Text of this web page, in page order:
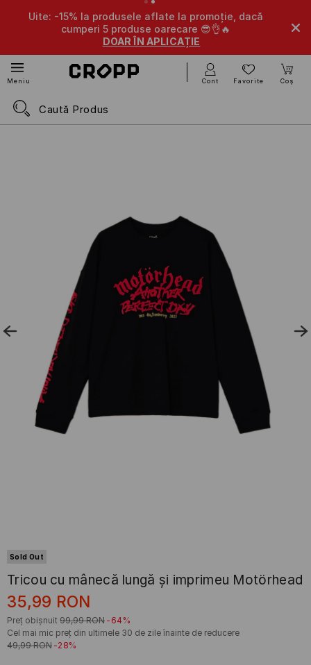
Uite: -15% la produsele aflate la promoție, dacă
cumperi 5 produse oarecare 😎👌🔥
DOAR ÎN APLICAȚIE
Meniu Cont Favorite Coș
Sold Out
Tricou cu mânecă lungă și imprimeu Motörhead
35,99 RON
Preț obișnuit 99,99 RON -64%
Cel mai mic preț din ultimele 30 de zile înainte de reducere
49,99 RON -28%